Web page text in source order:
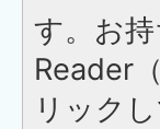
す。お
Reader
リック